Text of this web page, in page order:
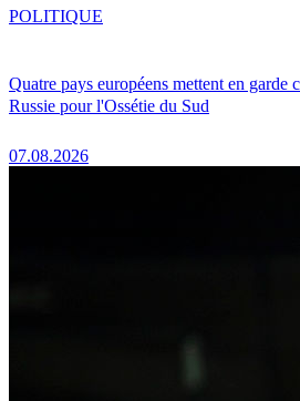
Quatre pays européens mettent en garde
Russie pour l'Ossétie du Sud
07.08.2026
POLITIQUE